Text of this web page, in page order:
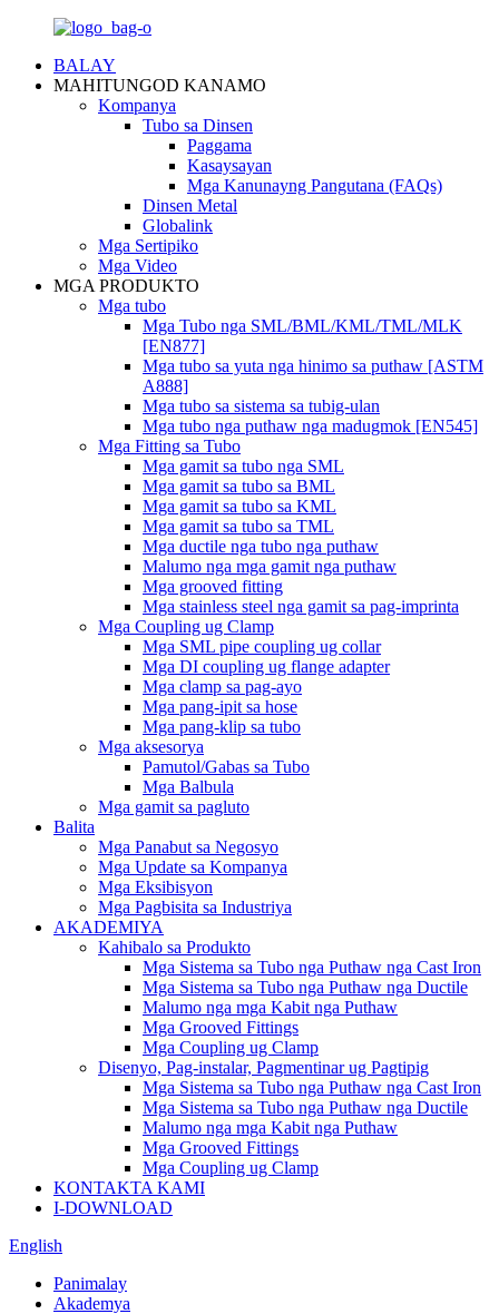
BALAY
MAHITUNGOD KANAMO
Kompanya
Tubo sa Dinsen
Paggama
Kasaysayan
Mga Kanunayng Pangutana (FAQs)
Dinsen Metal
Globalink
Mga Sertipiko
Mga Video
MGA PRODUKTO
Mga tubo
Mga Tubo nga SML/BML/KML/TML/MLK
[EN877]
Mga tubo sa yuta nga hinimo sa puthaw [ASTM
A888]
Mga tubo sa sistema sa tubig-ulan
Mga tubo nga puthaw nga madugmok [EN545]
Mga Fitting sa Tubo
Mga gamit sa tubo nga SML
Mga gamit sa tubo sa BML
Mga gamit sa tubo sa KML
Mga gamit sa tubo sa TML
Mga ductile nga tubo nga puthaw
Malumo nga mga gamit nga puthaw
Mga grooved fitting
Mga stainless steel nga gamit sa pag-imprinta
Mga Coupling ug Clamp
Mga SML pipe coupling ug collar
Mga DI coupling ug flange adapter
Mga clamp sa pag-ayo
Mga pang-ipit sa hose
Mga pang-klip sa tubo
Mga aksesorya
Pamutol/Gabas sa Tubo
Mga Balbula
Mga gamit sa pagluto
Balita
Mga Panabut sa Negosyo
Mga Update sa Kompanya
Mga Eksibisyon
Mga Pagbisita sa Industriya
AKADEMIYA
Kahibalo sa Produkto
Mga Sistema sa Tubo nga Puthaw nga Cast Iron
Mga Sistema sa Tubo nga Puthaw nga Ductile
Malumo nga mga Kabit nga Puthaw
Mga Grooved Fittings
Mga Coupling ug Clamp
Disenyo, Pag-instalar, Pagmentinar ug Pagtipig
Mga Sistema sa Tubo nga Puthaw nga Cast Iron
Mga Sistema sa Tubo nga Puthaw nga Ductile
Malumo nga mga Kabit nga Puthaw
Mga Grooved Fittings
Mga Coupling ug Clamp
KONTAKTA KAMI
I-DOWNLOAD
English
Panimalay
Akademya